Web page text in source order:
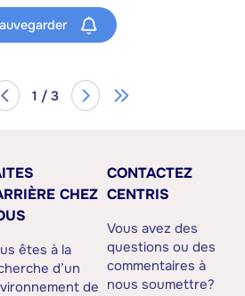
1 / 3
CHEZ
êtes à la
d’un
de
CONTACTEZ
CENTRIS
Vous avez des
questions ou des
commentaires à
nous soumettre?